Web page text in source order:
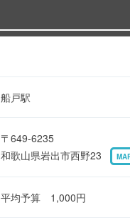
船戸駅
〒649-6235
和歌山県岩出市西野23
平均予算 1,000円